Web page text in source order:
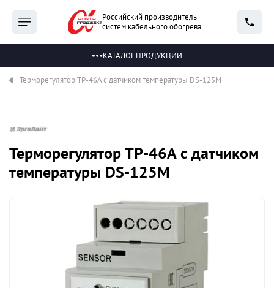
Российский производитель
систем кабельного обогрева
КАТАЛОГ ПРОДУКЦИИ
Терморегулятор ТР-46А с датчиком температуры DS-125М
Терморегулятор ТР-46А с датчиком
температуры DS-125М